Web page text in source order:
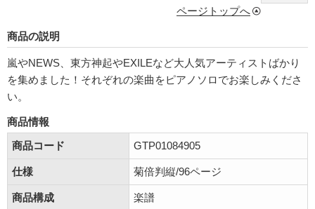
ページトップへ
商品の説明
嵐やNEWS、東方神起やEXILEなど大人気アーティストばかり
を集めました！それぞれの楽曲をピアノソロでお楽しみくださ
い。
商品情報
商品コード
GTP01084905
仕様 菊倍判縦/96ページ
商品構成 楽譜